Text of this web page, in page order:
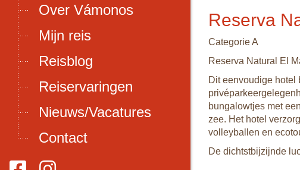
Over Vámonos
Mijn reis
Reisblog
Reiservaringen
Nieuws/Vacatures
Contact
Reserva
Categorie A
Reserva Natural El
Dit eenvoudige hotel
bungalowtjes met
zee. Het hotel
volleyballen en
De dichtstbijzijnde